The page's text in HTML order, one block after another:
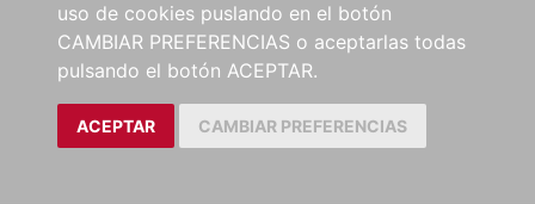
uso de cookies puslando en el botón
CAMBIAR PREFERENCIAS o aceptarlas todas
pulsando el botón ACEPTAR.
ACEPTAR CAMBIAR PREFERENCIAS